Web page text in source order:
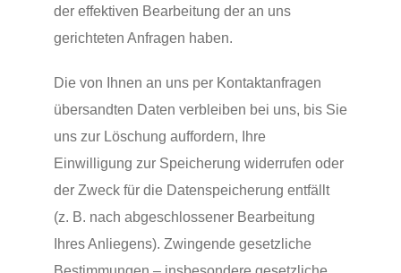
der effektiven Bearbeitung der an uns
gerichteten Anfragen haben.
Die von Ihnen an uns per Kontaktanfragen
übersandten Daten verbleiben bei uns, bis Sie
uns zur Löschung auffordern, Ihre
Einwilligung zur Speicherung widerrufen oder
der Zweck für die Datenspeicherung entfällt
(z. B. nach abgeschlossener Bearbeitung
Ihres Anliegens). Zwingende gesetzliche